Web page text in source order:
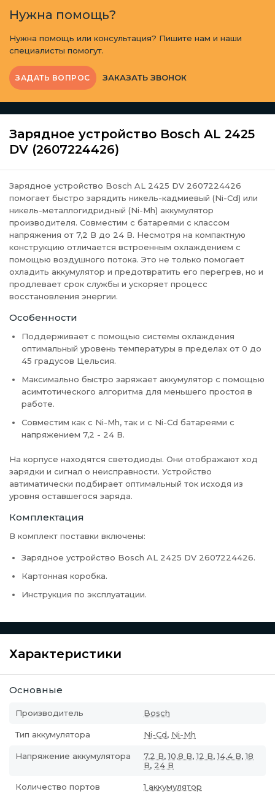
Нужна помощь?
Нужна помощь или консультация? Пишите нам и наши
специалисты помогут.
ЗАДАТЬ ВОПРОС ЗАКАЗАТЬ ЗВОНОК
Зарядное устройство Bosch AL 2425
DV (2607224426)
Зарядное устройство Bosch AL 2425 DV 2607224426
помогает быстро зарядить никель-кадмиевый (Ni-Cd) или
никель-металлогидридный (Ni-Mh) аккумулятор
производителя. Совместим с батареями с классом
напряжения от 7,2 В до 24 В. Несмотря на компактную
конструкцию отличается встроенным охлаждением с
помощью воздушного потока. Это не только помогает
охладить аккумулятор и предотвратить его перегрев, но и
продлевает срок службы и ускоряет процесс
восстановления энергии.
Особенности
Поддерживает с помощью системы охлаждения
оптимальный уровень температуры в пределах от 0 до
45 градусов Цельсия.
Максимально быстро заряжает аккумулятор с помощью
асимтотического алгоритма для меньшего простоя в
работе.
Совместим как с Ni-Mh, так и с Ni-Cd батареями с
напряжением 7,2 - 24 В.
На корпусе находятся светодиоды. Они отображают ход
зарядки и сигнал о неисправности. Устройство
автиматически подбирает оптимальный ток исходя из
уровня оставшегося заряда.
Комплектация
В комплект поставки включены:
Зарядное устройство Bosch AL 2425 DV 2607224426.
Картонная коробка.
Инструкция по эксплуатации.
Характеристики
Основные
Производитель Bosch
Тип аккумулятора Ni-Cd, Ni-Mh
Напряжение аккумулятора 7,2 В,10,8 В,12 В,14,4 В,18
В, 24 В
Количество портов 1 аккумулятор